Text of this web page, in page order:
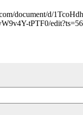
document/d/
tPTF0/